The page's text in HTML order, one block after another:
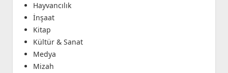
Hayvancılık
İnşaat
Kitap
Kültür & Sanat
Medya
Mizah